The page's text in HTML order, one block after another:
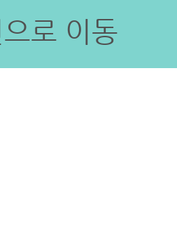
로 이동